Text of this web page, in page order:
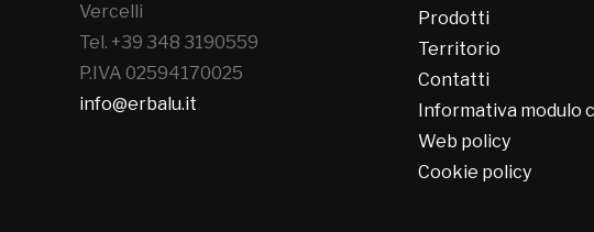
Vercelli
Tel. +39 348 3190559
P.IVA 02594170025
info@erbalu.it
Prodotti
Territorio
Contatti
Informativa modulo
Web policy
Cookie policy